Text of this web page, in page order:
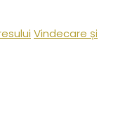
Vindecare și